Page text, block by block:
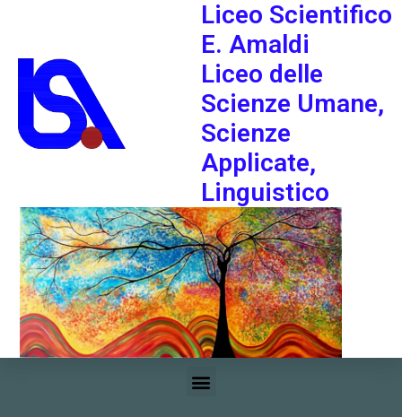
Liceo Scientifico
E. Amaldi
Liceo delle
Scienze Umane,
Scienze
Applicate,
Linguistico